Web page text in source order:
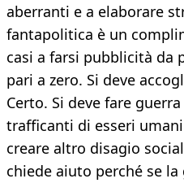
aberranti e a elaborare
fantapolitica è un
casi a farsi pubblicità da
pari a zero. Si deve
Certo. Si deve fare
trafficanti di esseri
creare altro disagio
chiede aiuto perché se